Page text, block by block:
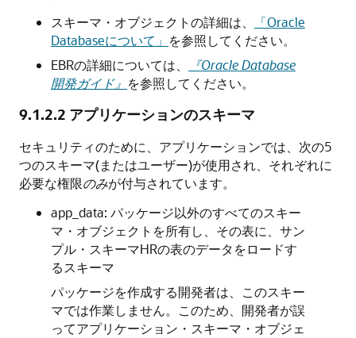
スキーマ・オブジェクトの詳細は、
「Oracle
Databaseについて」 を参照してください。
EBRの詳細については、
『Oracle Database
開発ガイド』 を参照してください。
9.1.2.2 アプリケーションのスキーマ
セキュリティのために、アプリケーションでは、次の5
つのスキーマ(またはユーザー)が使用され、それぞれに
必要な権限のみが付与されています。
app_data: パッケージ以外のすべてのスキー
マ・オブジェクトを所有し、その表に、サン
プル・スキーマHRの表のデータをロードす
るスキーマ
パッケージを作成する開発者は、このスキー
マでは作業しません。このため、開発者が誤
ってアプリケーション・スキーマ・オブジェ